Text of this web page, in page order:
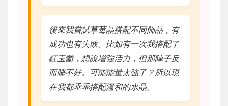
後來我嘗試草莓晶搭配不同飾品，有
成功也有失敗。比如有一次我搭配了
紅玉髓，想說增強活力，但那陣子反
而睡不好。可能能量太強了？所以現
在我都乖乖搭配溫和的水晶。